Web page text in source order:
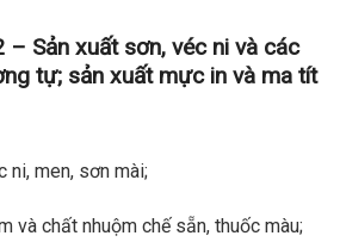
– Sản xuất sơn, véc ni và các
tự; sản xuất mực in và ma tít
ni, men, sơn mài;
và chất nhuộm chế sẵn, thuốc màu;